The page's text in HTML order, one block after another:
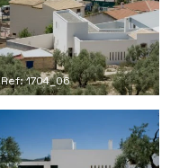
Ref: 1704_06